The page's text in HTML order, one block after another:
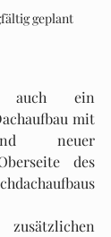
geplant
auch ein
mit
neuer
des